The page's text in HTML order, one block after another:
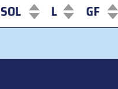
SOL L GF